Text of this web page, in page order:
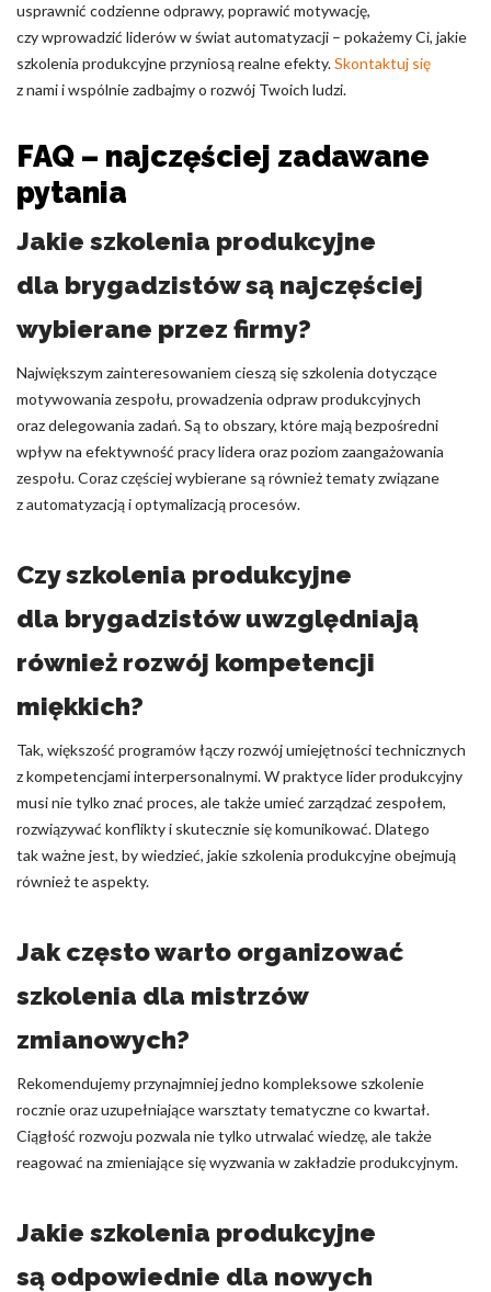
usprawnić codzienne odprawy, poprawić motywację,
czy wprowadzić liderów w świat automatyzacji – pokażemy Ci, jakie
szkolenia produkcyjne przyniosą realne efekty.Skontaktuj się
z nami i wspólnie zadbajmy o rozwój Twoich ludzi.
FAQ – najczęściej zadawane
pytania
Jakie szkolenia produkcyjne
dla brygadzistów są najczęściej
wybierane przez firmy?
Największym zainteresowaniem cieszą się szkolenia dotyczące
motywowania zespołu, prowadzenia odpraw produkcyjnych
oraz delegowania zadań. Są to obszary, które mają bezpośredni
wpływ na efektywność pracy lidera oraz poziom zaangażowania
zespołu. Coraz częściej wybierane są również tematy związane
z automatyzacją i optymalizacją procesów.
Czy szkolenia produkcyjne
dla brygadzistów uwzględniają
również rozwój kompetencji
miękkich?
Tak, większość programów łączy rozwój umiejętności technicznych
z kompetencjami interpersonalnymi. W praktyce lider produkcyjny
musi nie tylko znać proces, ale także umieć zarządzać zespołem,
rozwiązywać konflikty i skutecznie się komunikować. Dlatego
tak ważne jest, by wiedzieć, jakie szkolenia produkcyjne obejmują
również te aspekty.
Jak często warto organizować
szkolenia dla mistrzów
zmianowych?
Rekomendujemy przynajmniej jedno kompleksowe szkolenie
rocznie oraz uzupełniające warsztaty tematyczne co kwartał.
Ciągłość rozwoju pozwala nie tylko utrwalać wiedzę, ale także
reagować na zmieniające się wyzwania w zakładzie produkcyjnym.
Jakie szkolenia produkcyjne
są odpowiednie dla nowych